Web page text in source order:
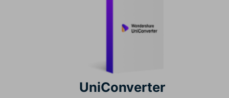
UniConverter